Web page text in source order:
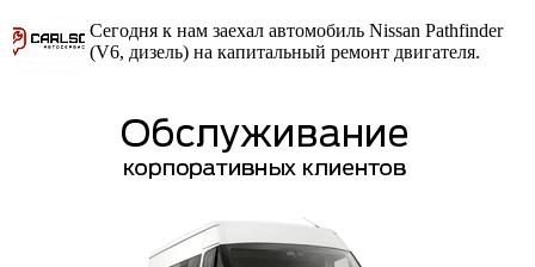
Сегодня к нам заехал автомобиль Nissan Pathfinder
(V6, дизель) на капитальный ремонт двигателя.